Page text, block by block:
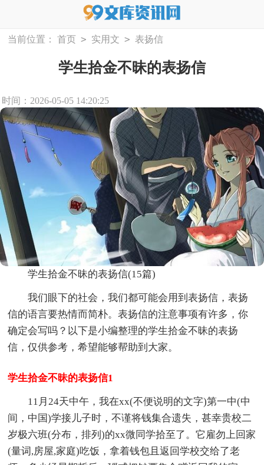
当前位置： 首页 > 实用文 > 表扬信
学生拾金不昧的表扬信
时间：2026-05-05 14:20:25
学生拾金不昧的表扬信(15篇)
我们眼下的社会，我们都可能会用到表扬信，表扬
信的语言要热情而简朴。表扬信的注意事项有许多，你
确定会写吗？以下是小编整理的学生拾金不昧的表扬
信，仅供参考，希望能够帮助到大家。
学生拾金不昧的表扬信1
11月24天中午，我在xx(不便说明的文字)第一中(中
间，中国)学接儿子时，不谨将钱集合遗失，甚幸贵校二
岁极六班(分布，排列)的xx微同学拾至了。它雇勿上回家
(量词,房屋,家庭)吃饭，拿着钱包且返回学校交给了老